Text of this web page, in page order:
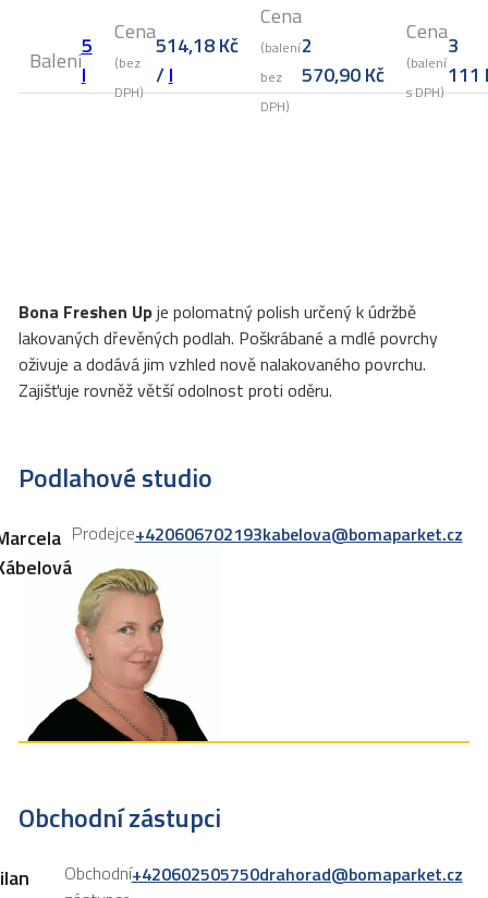
Balení5
l
Cena
(bez
DPH)
514,18Kč
/l
Cena
(balení
bez
DPH)
2
570,90Kč
Cena
(balení
s DPH)
3
111
Bona Freshen Upje polomatný polish určený k údržbě
lakovaných dřevěných podlah. Poškrábané a mdlé povrchy
oživuje a dodává jim vzhled nově nalakovaného povrchu.
Zajišťuje rovněž větší odolnost proti oděru.
Podlahové studio
Prodejce+420606702193kabelova@bomaparket.cz
Obchodní zástupci
Obchodní+420602505750drahorad@bomaparket.cz